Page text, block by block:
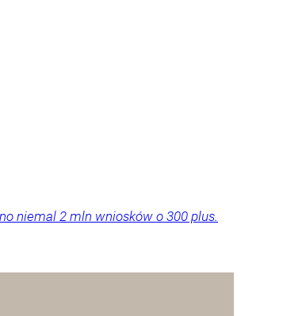
niemal 2 mln wniosków o 300 plus.